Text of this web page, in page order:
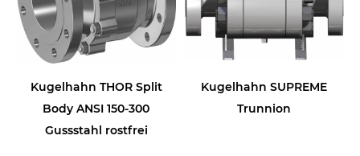
Kugelhahn THOR Split
Body ANSI 150-300
Gussstahl rostfrei
Kugelhahn SUPREME
Trunnion